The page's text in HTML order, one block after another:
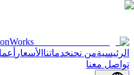
الرئيسيةمن نحنخدماتنا الأسعار
تواصل معنا